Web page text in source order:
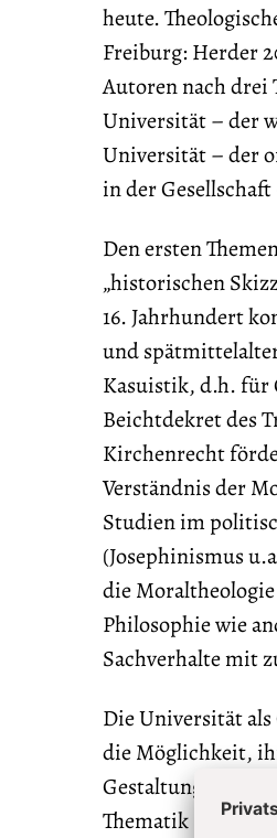
heute.
Freiburg: Herder
Autoren nach drei
Universität – der
Universität – der
in der
Den ersten
„historischen
16. Jahrhundert
und
Kasuistik, d.h. für
Beichtdekret des
Kirchenrecht
Verständnis der
Studien im
(Josephinismus
die
Philosophie wie
Sachverhalte mit
Die Universität
die Möglichkeit,
Thematik geht